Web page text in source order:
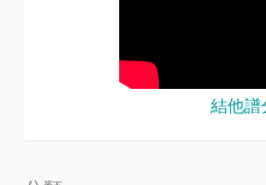
結他譜